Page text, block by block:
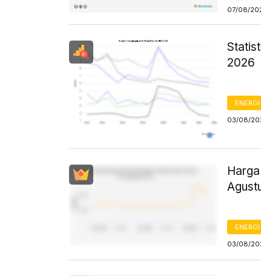
07/08/
2026
ENERGI
03/08/
ENERGI
03/08/